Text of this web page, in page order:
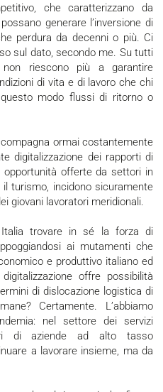
che caratterizzano da
generare l’inversione di
perdura da decenni o più. Ci
sul dato, secondo me. Su tutti
riescono più a garantire
di vita e di lavoro che chi
modo flussi di ritorno o
digitalizzazione dei rapporti di
opportunità offerte da settori in
turismo, incidono sicuramente
giovani lavoratori meridionali.
ai mutamenti che
e produttivo italiano ed
offre possibilità
di dislocazione logistica di
Certamente. L’abbiamo
nel settore dei servizi
di aziende ad alto tasso
a lavorare insieme, ma da